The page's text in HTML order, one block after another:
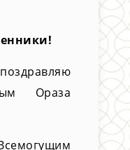
Ораза